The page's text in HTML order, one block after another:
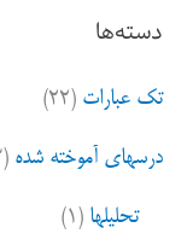
فراری
هستیم
ج
ب
ا
دسته‌ها
تک عبارات (۲۲)
درسهای آموخته شده (۳)
تحلیلها (۱)